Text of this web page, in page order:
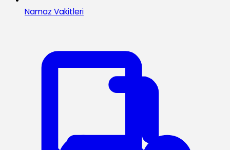
Namaz Vakitleri